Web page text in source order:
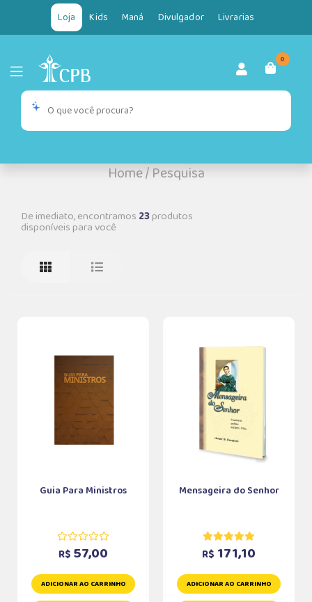
Loja Kids Maná Divulgador Livrarias
0
Home/Pesquisa
De imediato, encontramos 23produtos
disponíveis para você
Guia Para Ministros
R$ 57,00
ADICIONAR AO CARRINHO
Mensageira do Senhor
R$ 171,10
ADICIONAR AO CARRINHO